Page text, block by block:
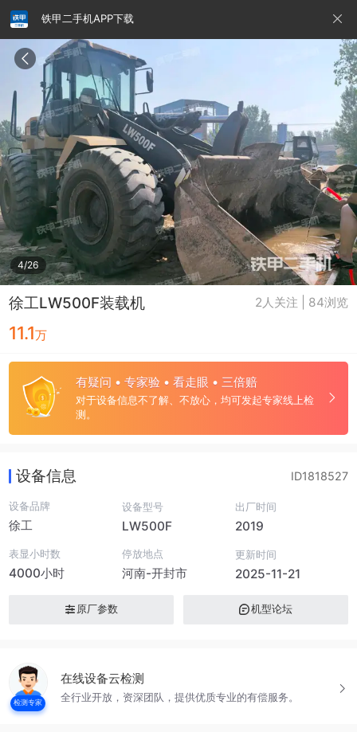
铁甲二手机APP下载
4/26
徐工LW500F装载机 2人关注 | 84浏览
11.1万
有疑问 • 专家验 • 看走眼 • 三倍赔
对于设备信息不了解、不放心，均可发起专家线上检
测。
请输入手机号
提
交
即
表
示
同
意
《隐
私
政
策》
设备信息 ID1818527
设备品牌
徐工
设备型号
LW500F
出厂时间
2019
表显小时数
4000小时
停放地点
河南-开封市
更新时间
2025-11-21
原厂参数 机型论坛
检测专家
在线设备云检测
全行业开放，资深团队，提供优质专业的有偿服务。
铁甲龙总部 4000099032 认证经纪人